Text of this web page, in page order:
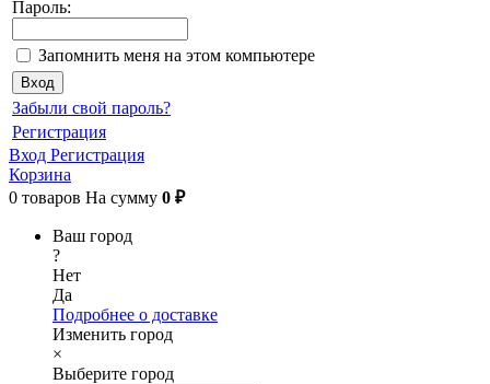
Пароль:
Запомнить меня на этом компьютере
Забыли свой пароль?
Регистрация
Вход Регистрация
Корзина
0 товаров На сумму 0 ₽
Ваш город
?
Нет
Да
Подробнее о доставке
Изменить город
×
Выберите город